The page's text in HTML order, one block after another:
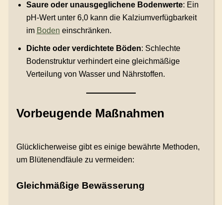
Saure oder unausgeglichene Bodenwerte: Ein
pH-Wert unter 6,0 kann die Kalziumverfügbarkeit
im Boden einschränken.
Dichte oder verdichtete Böden: Schlechte
Bodenstruktur verhindert eine gleichmäßige
Verteilung von Wasser und Nährstoffen.
Vorbeugende Maßnahmen
Glücklicherweise gibt es einige bewährte Methoden,
um Blütenendfäule zu vermeiden:
Gleichmäßige Bewässerung